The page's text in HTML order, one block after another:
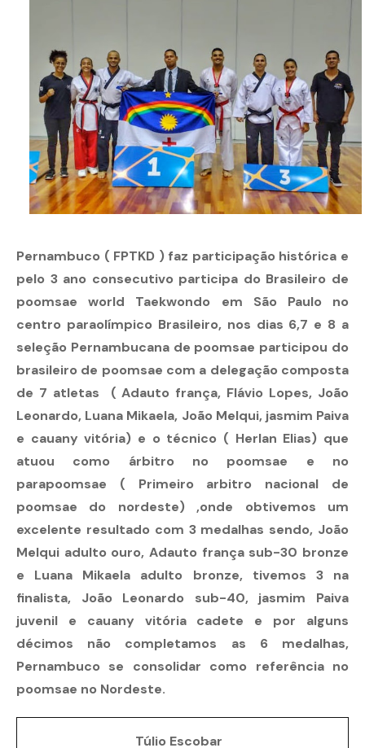
Pernambuco ( FPTKD ) faz participação histórica e
pelo 3 ano consecutivo participa do Brasileiro de
poomsae world Taekwondo em São Paulo no
centro paraolímpico Brasileiro, nos dias 6,7 e 8 a
seleção Pernambucana de poomsae participou do
brasileiro de poomsae com a delegação composta
de 7 atletas ( Adauto frança, Flávio Lopes, João
Leonardo, Luana Mikaela, João Melqui, jasmim Paiva
e cauany vitória) e o técnico ( Herlan Elias) que
atuou como árbitro no poomsae e no
parapoomsae ( Primeiro arbitro nacional de
poomsae do nordeste) ,onde obtivemos um
excelente resultado com 3 medalhas sendo, João
Melqui adulto ouro, Adauto frança sub-30 bronze
e Luana Mikaela adulto bronze, tivemos 3 na
finalista, João Leonardo sub-40, jasmim Paiva
juvenil e cauany vitória cadete e por alguns
décimos não completamos as 6 medalhas,
Pernambuco se consolidar como referência no
poomsae no Nordeste.
Túlio Escobar